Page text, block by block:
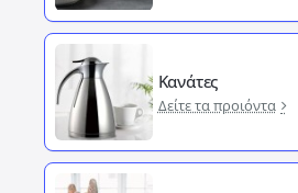
Κανάτες
Δείτε τα προιόντα